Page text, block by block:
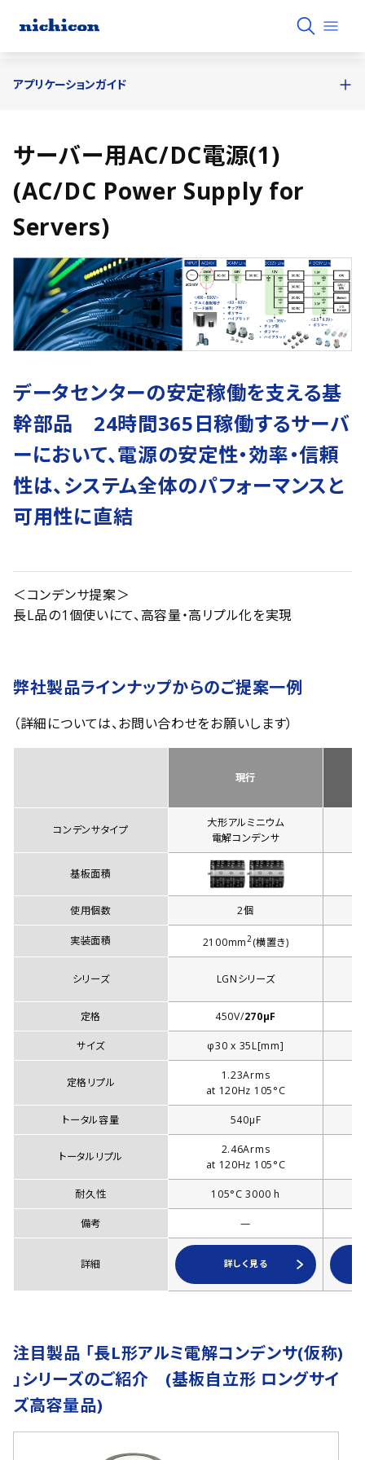
サーバー用AC/DC電源(1)
(AC/DC Power Supply for
Servers)
データセンターの安定稼働を支える基
幹部品 24時間365日稼働するサーバ
ーにおいて、電源の安定性・効率・信頼
性は、システム全体のパフォーマンスと
可用性に直結
＜コンデンサ提案＞
長L品の1個使いにて、高容量・高リプル化を実現
弊社製品ラインナップからのご提案一例
（詳細については、お問い合わせをお願いします）
現行
コンデンサタイプ
大形アルミニウム
電解コンデンサ
基板面積
使用個数 2個
実装面積 2100mm2(横置き)
シリーズ LGNシリーズ
定格 450V/270µF
サイズ φ30 x 35L[mm]
定格リプル
1.23Arms
at 120Hz 105°C
トータル容量 540µF
トータルリプル
2.46Arms
at 120Hz 105°C
耐久性 105°C 3000 h
備考 —
詳細 詳しく見る
注目製品 「長L形アルミ電解コンデンサ(仮称)
」シリーズのご紹介 (基板自立形 ロングサイ
ズ高容量品)
アプリケーションガイド